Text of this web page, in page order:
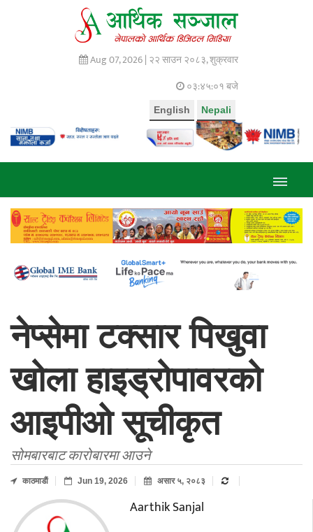
Aug 07, 2026 | २२ साउन २०८३, शुक्रवार
०३:४५:०१ बजे
Nepali
English
नेप्सेमा टक्सार पिखुवा
खोला हाइड्रोपावरको
आइपीओ सूचीकृत
सोमबारबाट कारोबारमा आउने
काठमाडाैं Jun 19, 2026 असार ५, २०८३
Aarthik Sanjal